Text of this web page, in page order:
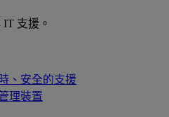
支援。
、安全的支援
理裝置